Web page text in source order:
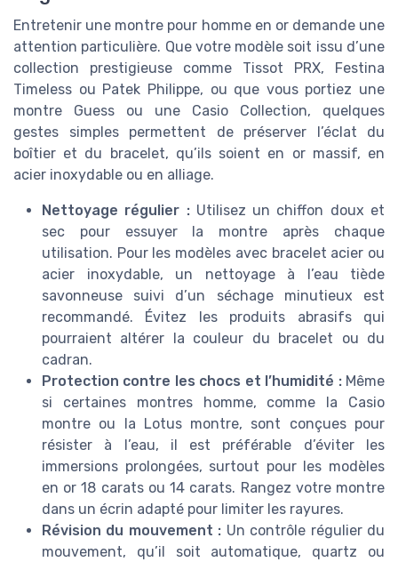
Entretenir une montre pour homme en or demande une
attention particulière. Que votre modèle soit issu d’une
collection prestigieuse comme Tissot PRX, Festina
Timeless ou Patek Philippe, ou que vous portiez une
montre Guess ou une Casio Collection, quelques
gestes simples permettent de préserver l’éclat du
boîtier et du bracelet, qu’ils soient en or massif, en
acier inoxydable ou en alliage.
Nettoyage régulier :Utilisez un chiffon doux et
sec pour essuyer la montre après chaque
utilisation. Pour les modèles avec bracelet acier ou
acier inoxydable, un nettoyage à l’eau tiède
savonneuse suivi d’un séchage minutieux est
recommandé. Évitez les produits abrasifs qui
pourraient altérer la couleur du bracelet ou du
cadran.
Protection contre les chocs et l’humidité :Même
si certaines montres homme, comme la Casio
montre ou la Lotus montre, sont conçues pour
résister à l’eau, il est préférable d’éviter les
immersions prolongées, surtout pour les modèles
en or 18 carats ou 14 carats. Rangez votre montre
dans un écrin adapté pour limiter les rayures.
Révision du mouvement : Un contrôle régulier du
mouvement, qu’il soit automatique, quartz ou